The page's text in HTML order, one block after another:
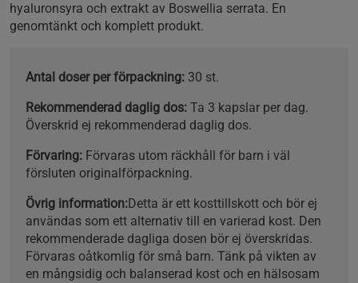
hyaluronsyra och extrakt av Boswellia serrata. En
genomtänkt och komplett produkt.
Antal doser per förpackning: 30 st.
Rekommenderad daglig dos: Ta 3 kapslar per dag.
Överskrid ej rekommenderad daglig dos.
Förvaring: Förvaras utom räckhåll för barn i väl
försluten originalförpackning.
Övrig information:Detta är ett kosttillskott och bör ej
användas som ett alternativ till en varierad kost. Den
rekommenderade dagliga dosen bör ej överskridas.
Förvaras oåtkomlig för små barn. Tänk på vikten av
en mångsidig och balanserad kost och en hälsosam